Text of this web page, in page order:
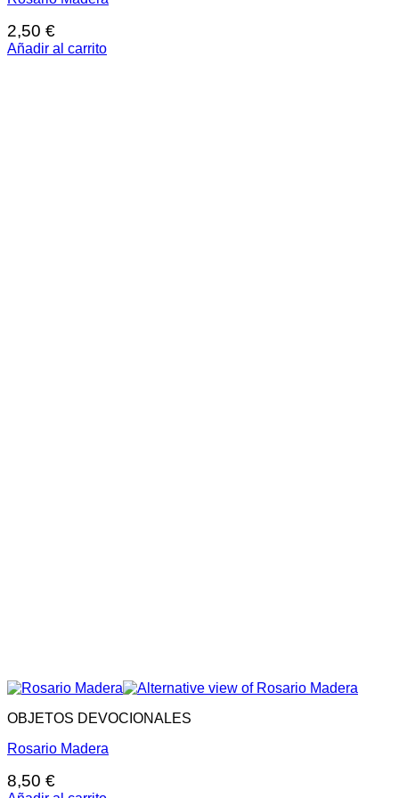
2,50 €
Añadir al carrito
OBJETOS DEVOCIONALES
Rosario Madera
8,50 €